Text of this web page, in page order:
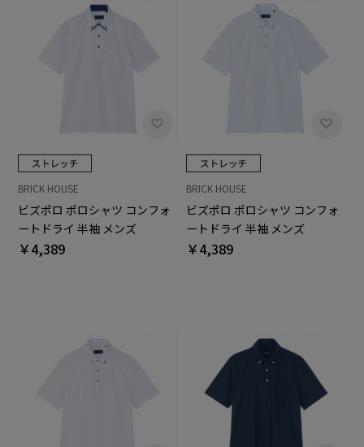
BRICK HOUSE
ビズポロ ポロシャツ コンフォ
ートドライ 半袖 メンズ
￥4,389
BRICK HOUSE
ビズポロ ポロシャツ コンフォ
ートドライ 半袖 メンズ
￥4,389